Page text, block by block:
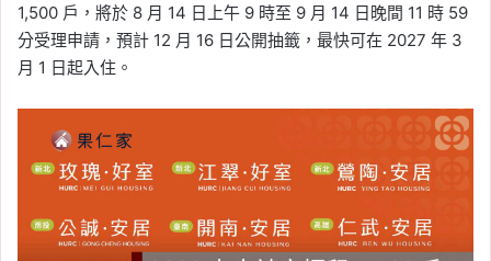
1,500 戶，將於 8 月 14 日上午 9 時至 9 月 14 日晚間 11 時 59
分受理申請，預計 12 月 16 日公開抽籤，最快可在 2027 年 3
月 1 日起入住。